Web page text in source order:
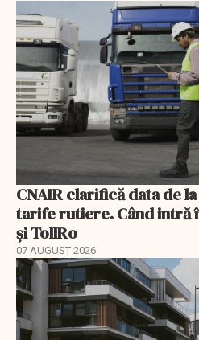
CNAIR clarifică data de
tarife rutiere. Când intră
și TollRo
07 AUGUST 2026